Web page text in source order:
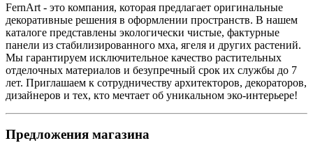
FernArt - это компания, которая предлагает оригинальные
декоративные решения в оформлении пространств. В нашем
каталоге представлены экологически чистые, фактурные
панели из стабилизированного мха, ягеля и других растений.
Мы гарантируем исключительное качество растительных
отделочных материалов и безупречный срок их службы до 7
лет. Приглашаем к сотрудничеству архитекторов, декораторов,
дизайнеров и тех, кто мечтает об уникальном эко-интерьере!
Предложения магазина